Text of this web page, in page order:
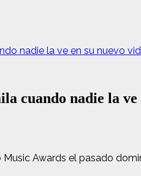
nadie la ve en su nuevo
cuando nadie la
Awards el pasado